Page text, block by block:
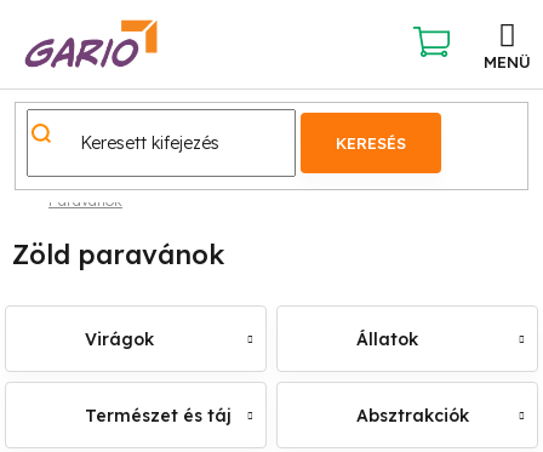
KERESÉS
KOSÁR
Paravánok
Zöld paravánok
Virágok Állatok
Természet és táj Absztrakciók